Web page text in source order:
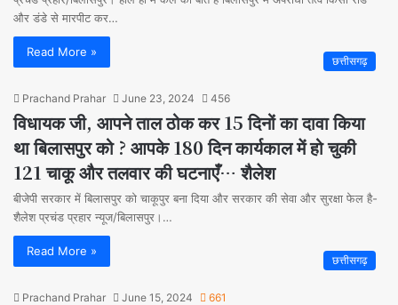
और डंडे से मारपीट कर…
Read More »
छत्तीसगढ़
Prachand Prahar June 23, 2024 456
विधायक जी, आपने ताल ठोक कर 15 दिनों का दावा किया
था बिलासपुर को ? आपके 180 दिन कार्यकाल में हो चुकी
121 चाकू और तलवार की घटनाएँ… शैलेश
बीजेपी सरकार में बिलासपुर को चाकूपुर बना दिया और सरकार की सेवा और सुरक्षा फेल है-
शैलेश प्रचंड प्रहार न्यूज/बिलासपुर।…
Read More »
छत्तीसगढ़
Prachand Prahar June 15, 2024 661